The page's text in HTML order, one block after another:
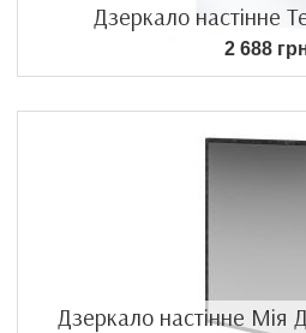
Дзеркало настінне
2 688
Дзеркало настінне Мія